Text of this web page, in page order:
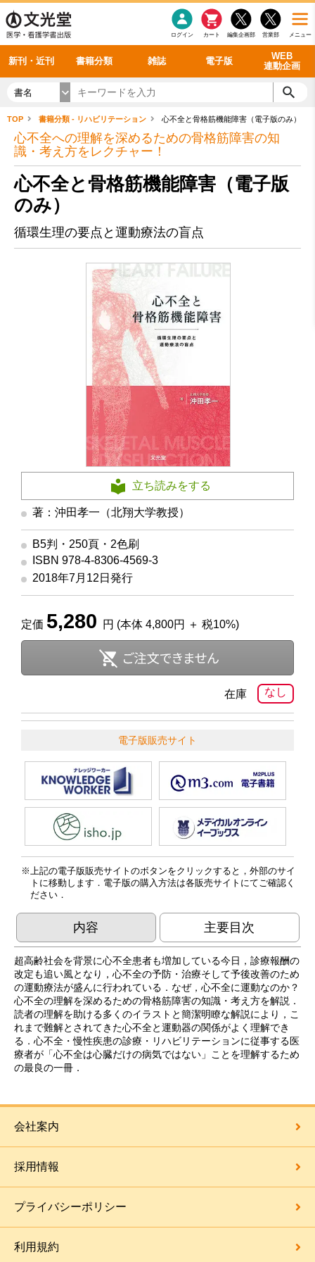
メニュー
営業部
編集企画部
カート
ログイン
新刊・近刊 書籍分類 雑誌 電子版
WEB
連動企画
感染症 老年医学
看護・介護
呼吸器
循環器
シリーズ一覧
雑誌投稿規定
理学療法
雑誌案内・年間購読 最新号 バックナンバー
電子書籍
電子雑誌
書籍「データに基づく臨床動作分析」WEB動画
書籍「眼手術学」WEB動画
書籍「神経症候学 II 改訂第二版」 WEB動画
新刊一覧
今後の発行予定
書名
TOP 書籍分類 - リハビリテーション 心不全と骨格筋機能障害（電子版のみ）
心不全への理解を深めるための骨格筋障害の知
識・考え方をレクチャー！
心不全と骨格筋機能障害（電子版
のみ）
循環生理の要点と運動療法の盲点
立ち読みをする
著：沖田孝一（北翔大学教授）
B5判・250頁・2色刷
ISBN 978-4-8306-4569-3
2018年7月12日発行
定価 5,280 円 (本体 4,800円 ＋ 税10%)
なし
在庫
電子版販売サイト
上記の電子版販売サイトのボタンをクリックすると，外部のサイ
トに移動します．電子版の購入方法は各販売サイトにてご確認く
ださい．
内容 主要目次
超高齢社会を背景に心不全患者も増加している今日，診療報酬の
改定も追い風となり，心不全の予防・治療そして予後改善のため
の運動療法が盛んに行われている．なぜ，心不全に運動なのか？
心不全の理解を深めるための骨格筋障害の知識・考え方を解説．
読者の理解を助ける多くのイラストと簡潔明瞭な解説により，こ
れまで難解とされてきた心不全と運動器の関係がよく理解でき
る．心不全・慢性疾患の診療・リハビリテーションに従事する医
療者が「心不全は心臓だけの病気ではない」ことを理解するため
の最良の一冊．
会社案内
採用情報
プライバシーポリシー
利用規約